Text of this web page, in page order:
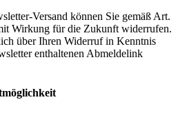
Versand können Sie gemäß Art.
Wirkung für die Zukunft widerrufen.
über Ihren Widerruf in Kenntnis
enthaltenen Abmeldelink